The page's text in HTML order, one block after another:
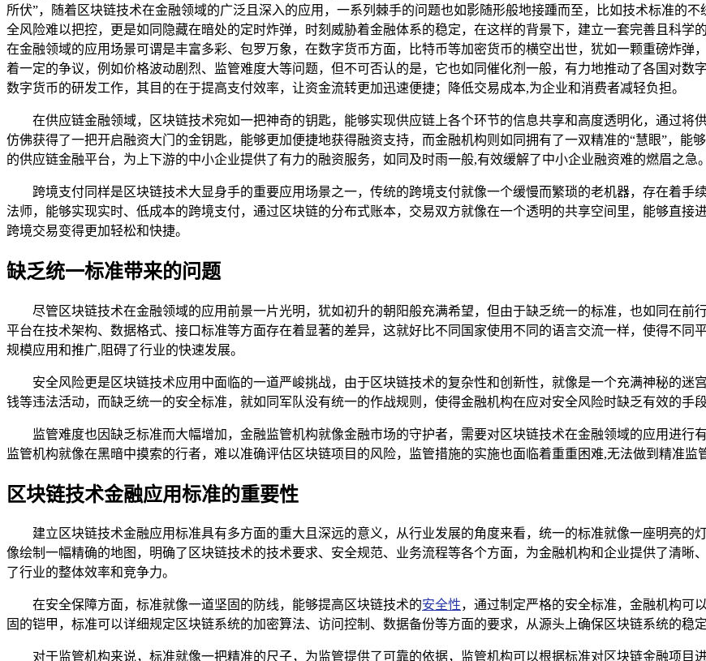
所伏”，随着区块链技术在金融领域的广泛且深入的应用，一系列棘手的问题也如影随形般地接踵而至，比如技术标准的
全风险难以把控，更是如同隐藏在暗处的定时炸弹，时刻威胁着金融体系的稳定，在这样的背景下，建立一套完善且科学
在金融领域的应用场景可谓是丰富多彩、包罗万象，在数字货币方面，比特币等加密货币的横空出世，犹如一颗重磅炸弹
着一定的争议，例如价格波动剧烈、监管难度大等问题，但不可否认的是，它也如同催化剂一般，有力地推动了各国对
数字货币的研发工作，其目的在于提高支付效率，让资金流转更加迅速便捷；降低交易成本,为企业和消费者减轻负担。
在供应链金融领域，区块链技术宛如一把神奇的钥匙，能够实现供应链上各个环节的信息共享和高度透明化，通过将
仿佛获得了一把开启融资大门的金钥匙，能够更加便捷地获得融资支持，而金融机构则如同拥有了一双精准的“慧眼”，能
的供应链金融平台，为上下游的中小企业提供了有力的融资服务，如同及时雨一般,有效缓解了中小企业融资难的燃眉之急。
跨境支付同样是区块链技术大显身手的重要应用场景之一，传统的跨境支付就像一个缓慢而繁琐的老机器，存在着
法师，能够实现实时、低成本的跨境支付，通过区块链的分布式账本，交易双方就像在一个透明的共享空间里，能够直接
跨境交易变得更加轻松和快捷。
缺乏统一标准带来的问题
尽管区块链技术在金融领域的应用前景一片光明，犹如初升的朝阳般充满希望，但由于缺乏统一的标准，也如同在
平台在技术架构、数据格式、接口标准等方面存在着显著的差异，这就好比不同国家使用不同的语言交流一样，使得不同
规模应用和推广,阻碍了行业的快速发展。
安全风险更是区块链技术应用中面临的一道严峻挑战，由于区块链技术的复杂性和创新性，就像是一个充满神秘的
钱等违法活动，而缺乏统一的安全标准，就如同军队没有统一的作战规则，使得金融机构在应对安全风险时缺乏有效的手
监管难度也因缺乏标准而大幅增加，金融监管机构就像金融市场的守护者，需要对区块链技术在金融领域的应用进行
监管机构就像在黑暗中摸索的行者，难以准确评估区块链项目的风险，监管措施的实施也面临着重重困难,无法做到精准监
区块链技术金融应用标准的重要性
建立区块链技术金融应用标准具有多方面的重大且深远的意义，从行业发展的角度来看，统一的标准就像一座明亮
像绘制一幅精确的地图，明确了区块链技术的技术要求、安全规范、业务流程等各个方面，为金融机构和企业提供了清晰
了行业的整体效率和竞争力。
在安全保障方面，标准就像一道坚固的防线，能够提高区块链技术的安全性，通过制定严格的安全标准，金融机构可
固的铠甲，标准可以详细规定区块链系统的加密算法、访问控制、数据备份等方面的要求，从源头上确保区块链系统的稳
对于监管机构来说，标准就像一把精准的尺子，为监管提供了可靠的依据，监管机构可以根据标准对区块链金融项